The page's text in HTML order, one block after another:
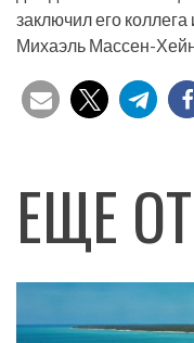
заключил его
Михаэль Массен-
ЕЩЕ